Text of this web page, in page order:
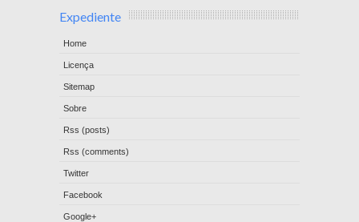
Expediente
Home
Licença
Sitemap
Sobre
Rss (posts)
Rss (comments)
Twitter
Facebook
Google+